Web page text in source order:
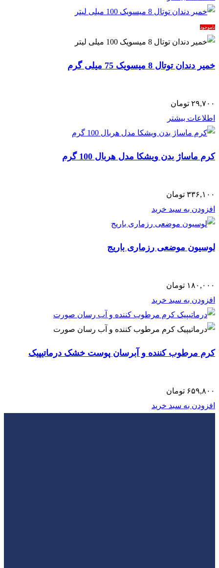
ناموجود
خمیر دندان توتال 8 میسویک 75 میلی گرم
۲۹,۷۰۰ تومان
اطلاعات بیشتر
کرم ماساژ بدن ویشکا مدل هربال 100 گرم
۳۳۶,۱۰۰ تومان
افزودن به سبد خرید
لوسیون موضعی رزماری باریج
۱۸۰,۰۰۰ تومان
افزودن به سبد خرید
کرم مرطوب کننده و آبرسان پوست خشک درماتیپیک
۶۵۹,۸۰۰ تومان
افزودن به سبد خرید